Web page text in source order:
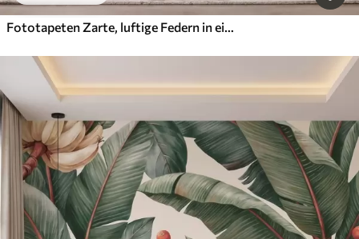
Fototapeten Zarte, luftige Federn in einem pfirsichrosa Schimmer